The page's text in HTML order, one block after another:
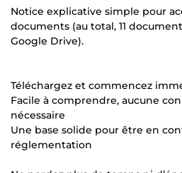
Notice explicative simple pour
documents (au total, 11
Google Drive).
Téléchargez et commencez
Facile à comprendre, aucune
nécessaire
Une base solide pour être en
réglementation